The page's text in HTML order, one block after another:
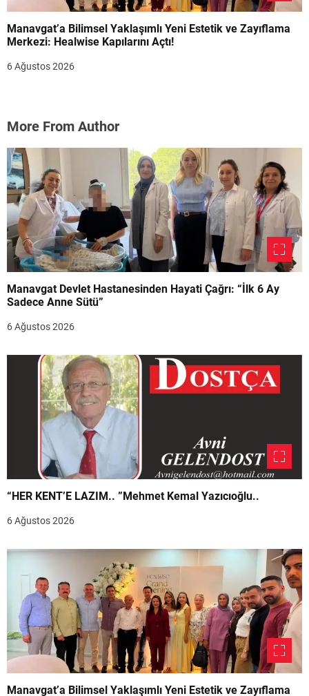
Manavgat’a Bilimsel Yaklaşımlı Yeni Estetik ve Zayıflama
Merkezi: Healwise Kapılarını Açtı!
6 Ağustos 2026
More From Author
Manavgat Devlet Hastanesinden Hayati Çağrı: “İlk 6 Ay
Sadece Anne Sütü”
6 Ağustos 2026
“HER KENT’E LAZIM.. ”Mehmet Kemal Yazıcıoğlu..
6 Ağustos 2026
Manavgat’a Bilimsel Yaklaşımlı Yeni Estetik ve Zayıflama